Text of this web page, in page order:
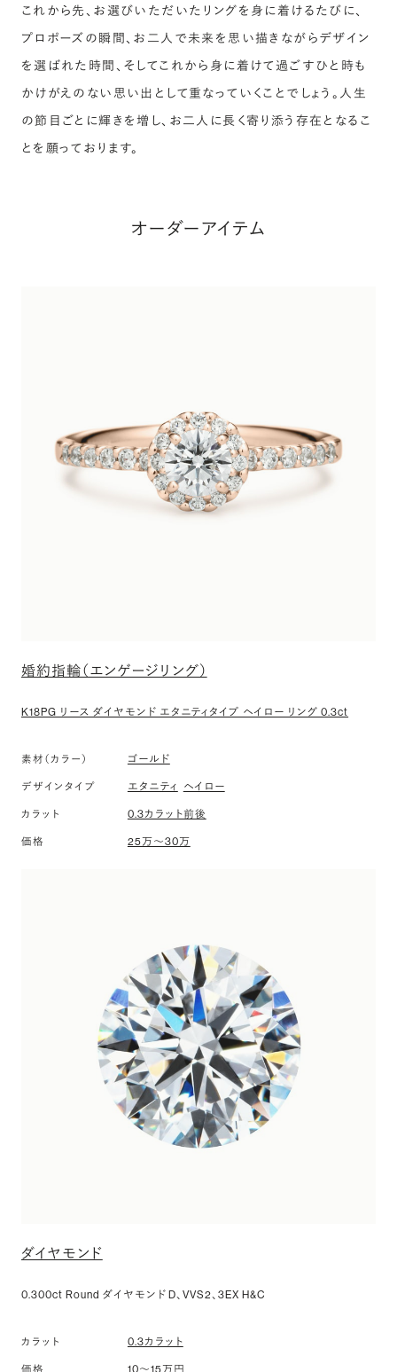
これから先、お選びいただいたリングを身に着けるたびに、
プロポーズの瞬間、お二人で未来を思い描きながらデザイン
を選ばれた時間、そしてこれから身に着けて過ごすひと時も
かけがえのない思い出として重なっていくことでしょう。人生
の節目ごとに輝きを増し、お二人に長く寄り添う存在となるこ
とを願っております。
オーダーアイテム
婚約指輪（エンゲージリング）
K18PG リース ダイヤモンド エタニティタイプ ヘイロー リング 0.3ct
素材（カラー） ゴールド
デザインタイプ エタニティ ヘイロー
カラット 0.3カラット前後
価格 25万〜30万
ダイヤモンド
0.300ct Round ダイヤモンド D、VVS2、3EX H&C
カラット 0.3カラット
10〜15万円